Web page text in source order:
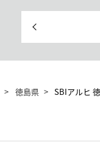
徳島県 SBIアルヒ